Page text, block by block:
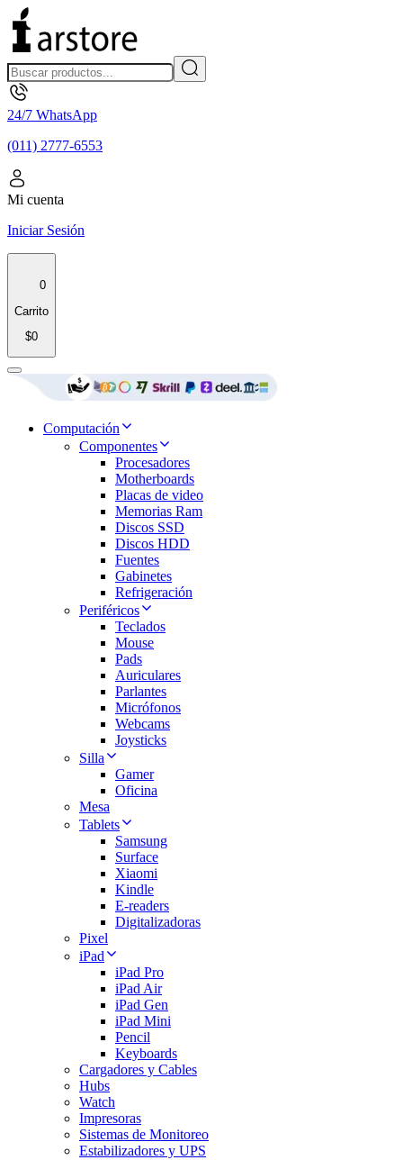
24/7 WhatsApp
(011) 2777-6553
Mi cuenta
Iniciar Sesión
0
Carrito
$0
Computación
Componentes
Procesadores
Motherboards
Placas de video
Memorias Ram
Discos SSD
Discos HDD
Fuentes
Gabinetes
Refrigeración
Periféricos
Teclados
Mouse
Pads
Auriculares
Parlantes
Micrófonos
Webcams
Joysticks
Silla
Gamer
Oficina
Mesa
Tablets
Samsung
Surface
Xiaomi
Kindle
E-readers
Digitalizadoras
Pixel
iPad
iPad Pro
iPad Air
iPad Gen
iPad Mini
Pencil
Keyboards
Cargadores y Cables
Hubs
Watch
Impresoras
Sistemas de Monitoreo
Estabilizadores y UPS